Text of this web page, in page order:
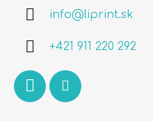
info@liprint.sk
+421 911 220 292